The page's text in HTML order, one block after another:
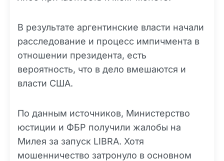
В результате аргентинские власти начали
расследование и процесс импичмента в
отношении президента, есть
вероятность, что в дело вмешаются и
власти США.
По данным источников, Министерство
юстиции и ФБР получили жалобы на
Милея за запуск LIBRA. Хотя
мошенничество затронуло в основном